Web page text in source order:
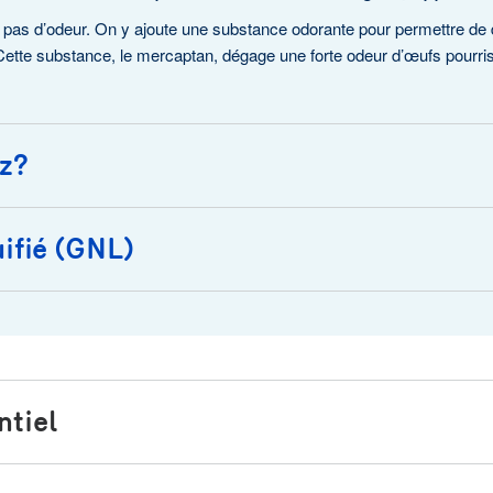
pas d’odeur. On y ajoute une substance odorante pour permettre
substance, le mercaptan, dégage une forte odeur d’œufs
vous de la fuite si vous
Le mauvais
mesures particulières.
(GNL)